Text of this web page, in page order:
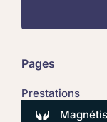
Pages
Prestations